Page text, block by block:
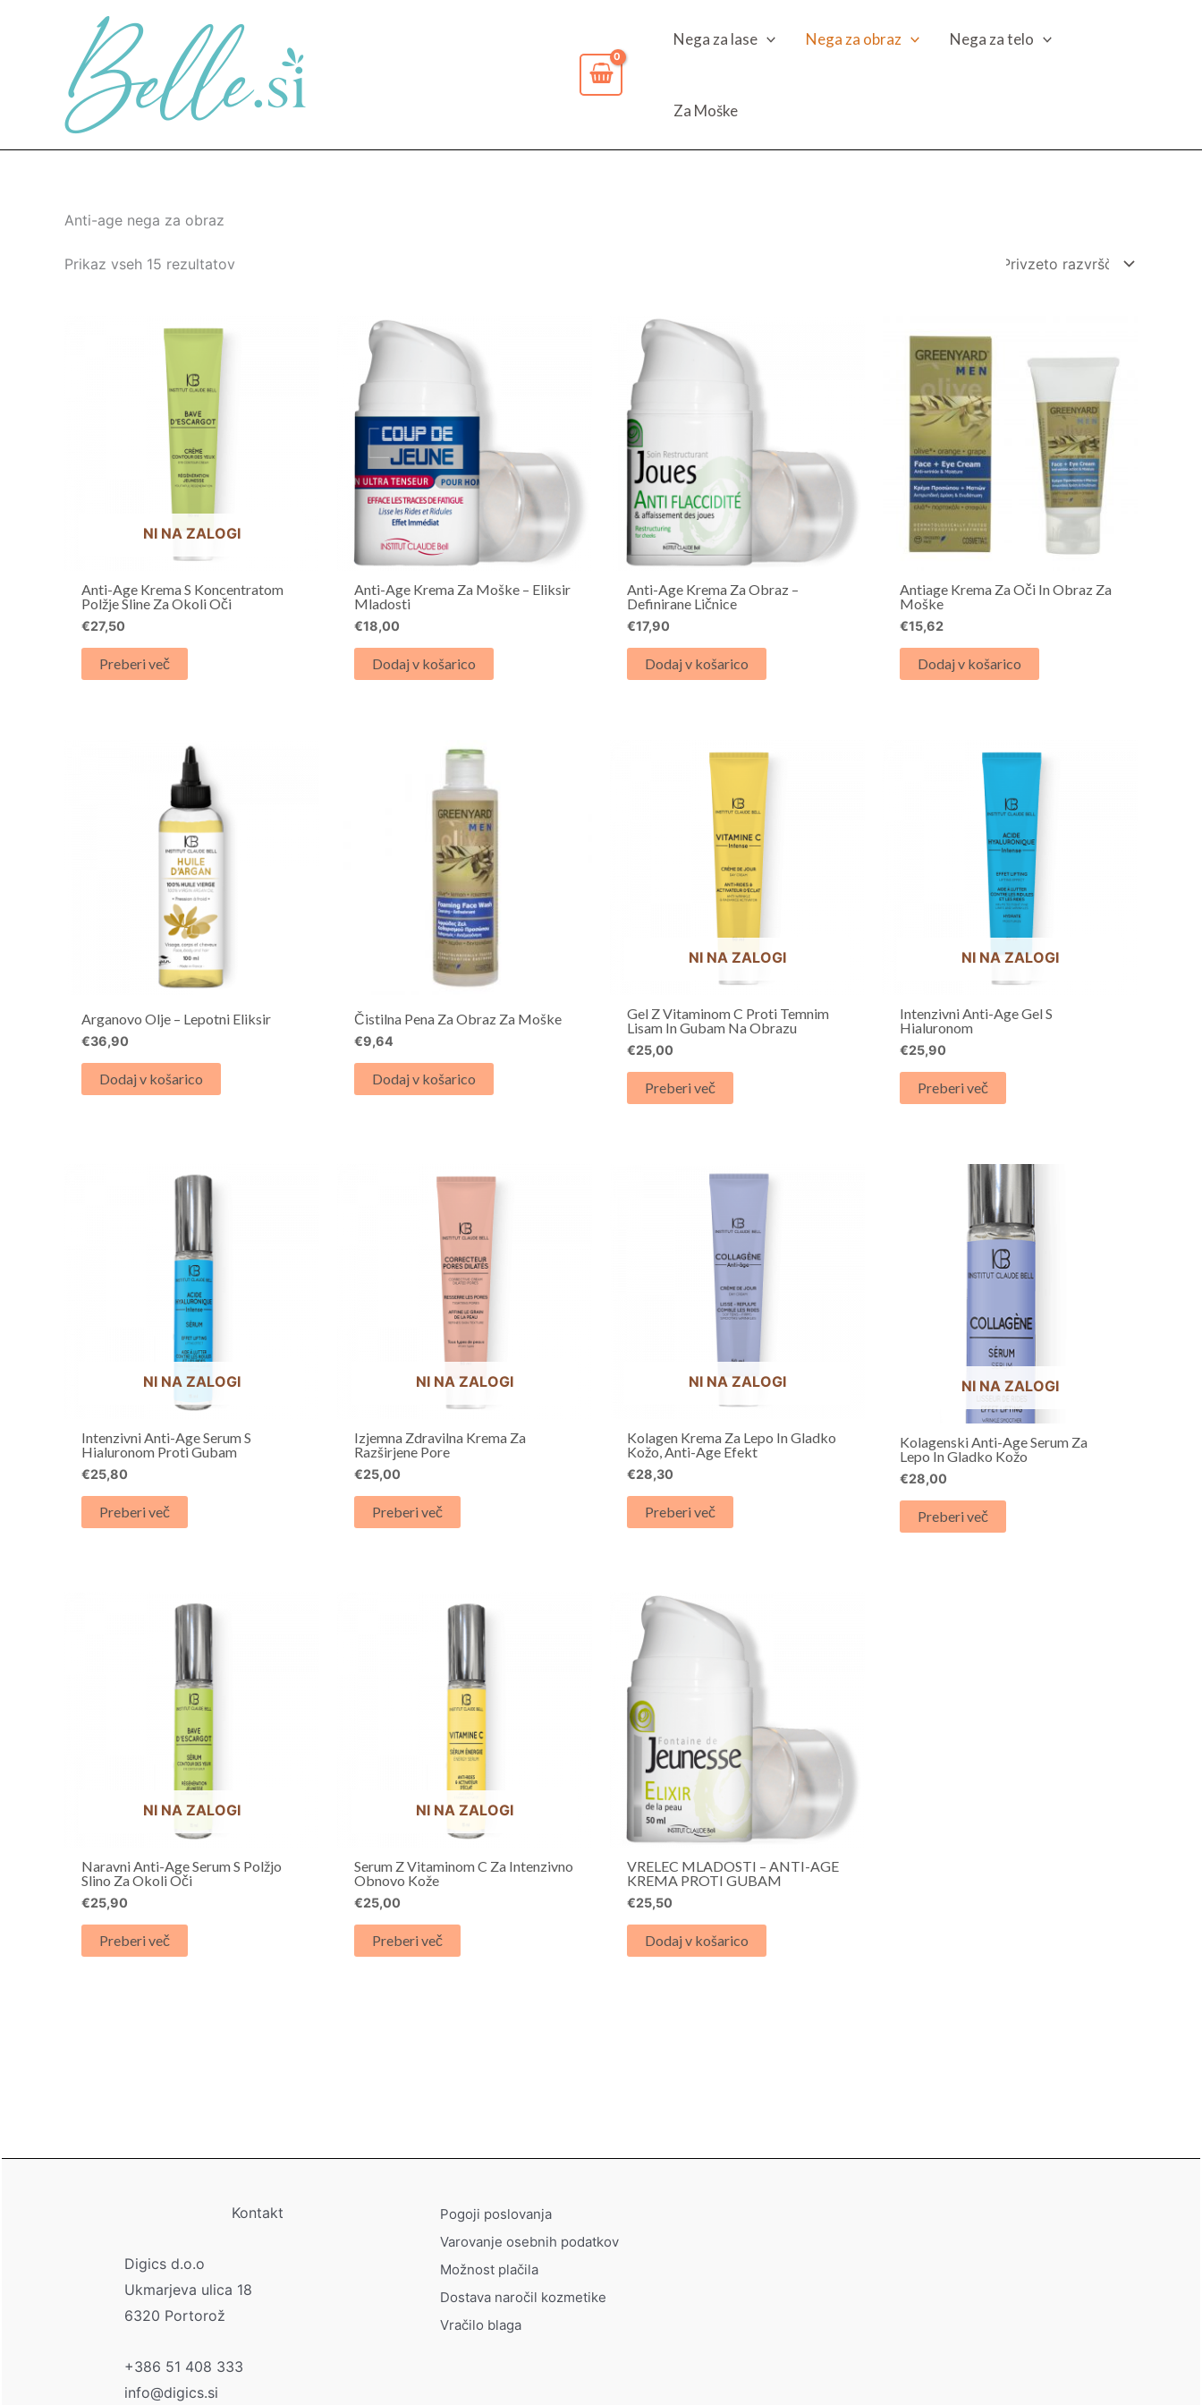
Nega za lase Nega za obraz Nega za telo
Za Moške
Anti-age nega za obraz
Prikaz vseh 15 rezultatov
NI NA ZALOGI
Anti-Age Krema S Koncentratom
Polžje Sline Za Okoli Oči
€27,50
Preberi več
Anti-Age Krema Za Moške – Eliksir
Mladosti
€18,00
Dodaj v košarico
Anti-Age Krema Za Obraz –
Definirane Ličnice
€17,90
Dodaj v košarico
Antiage Krema Za Oči In Obraz Za
Moške
€15,62
Dodaj v košarico
Arganovo Olje – Lepotni Eliksir
€36,90
Dodaj v košarico
Čistilna Pena Za Obraz Za Moške
€9,64
Dodaj v košarico
NI NA ZALOGI
Gel Z Vitaminom C Proti Temnim
Lisam In Gubam Na Obrazu
€25,00
Preberi več
NI NA ZALOGI
Intenzivni Anti-Age Gel S
Hialuronom
€25,90
Preberi več
NI NA ZALOGI
Intenzivni Anti-Age Serum S
Hialuronom Proti Gubam
€25,80
Preberi več
NI NA ZALOGI
Izjemna Zdravilna Krema Za
Razširjene Pore
€25,00
Preberi več
NI NA ZALOGI
Kolagen Krema Za Lepo In Gladko
Kožo, Anti-Age Efekt
€28,30
Preberi več
NI NA ZALOGI
Kolagenski Anti-Age Serum Za
Lepo In Gladko Kožo
€28,00
Preberi več
NI NA ZALOGI
Naravni Anti-Age Serum S Polžjo
Slino Za Okoli Oči
€25,90
Preberi več
NI NA ZALOGI
Serum Z Vitaminom C Za Intenzivno
Obnovo Kože
€25,00
Preberi več
VRELEC MLADOSTI – ANTI-AGE
KREMA PROTI GUBAM
€25,50
Dodaj v košarico
Kontakt
Digics d.o.o
Ukmarjeva ulica 18
6320 Portorož
+386 51 408 333
info@digics.si
Pogoji poslovanja
Varovanje osebnih podatkov
Možnost plačila
Dostava naročil kozmetike
Vračilo blaga